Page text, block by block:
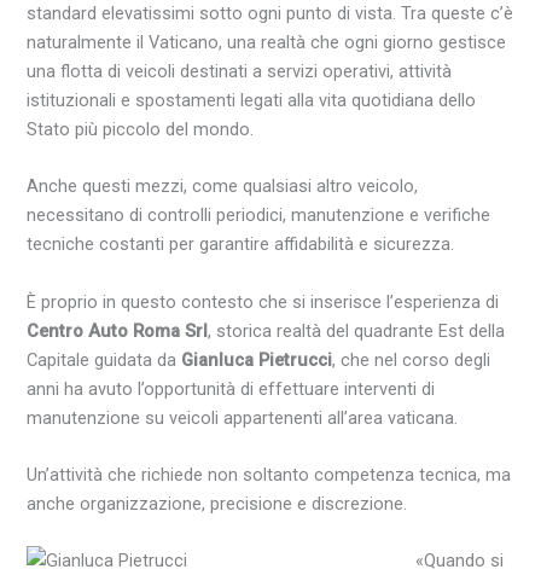
standard elevatissimi sotto ogni punto di vista. Tra queste c’è
naturalmente il Vaticano, una realtà che ogni giorno gestisce
una flotta di veicoli destinati a servizi operativi, attività
istituzionali e spostamenti legati alla vita quotidiana dello
Stato più piccolo del mondo.
Anche questi mezzi, come qualsiasi altro veicolo,
necessitano di controlli periodici, manutenzione e verifiche
tecniche costanti per garantire affidabilità e sicurezza.
È proprio in questo contesto che si inserisce l’esperienza di
Centro Auto Roma Srl, storica realtà del quadrante Est della
Capitale guidata da Gianluca Pietrucci, che nel corso degli
anni ha avuto l’opportunità di effettuare interventi di
manutenzione su veicoli appartenenti all’area vaticana.
Un’attività che richiede non soltanto competenza tecnica, ma
anche organizzazione, precisione e discrezione.
«Quando si